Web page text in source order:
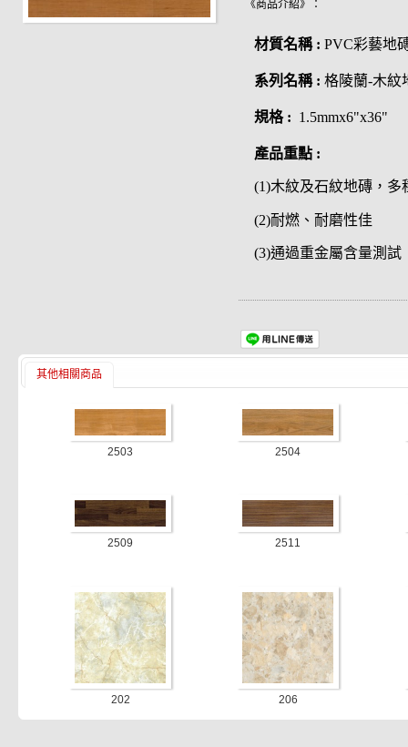
《商品介紹》：
材質名稱 : PVC彩藝地
系列名稱 : 格陵蘭-木紋
規格 : 1.5mmx6"x36"
產品重點 :
(1)木紋及石紋地磚，多
(2)耐燃、耐磨性佳
(3)通過重金屬含量測試
其他相關商品
2503 2504
2509 2511
202 206